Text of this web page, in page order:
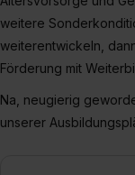
Wirkung für die
Einstellungen“
einzelnen
zeigen“. Weitere
Impressum .
weitere
weiterentwickeln,
Förderung mit
Na, neugierig
unserer